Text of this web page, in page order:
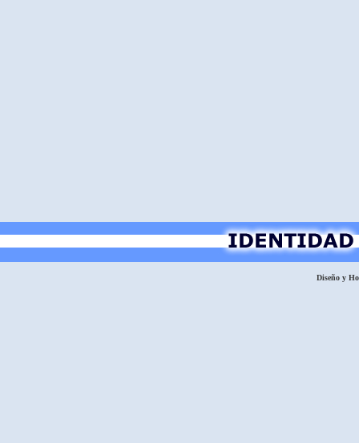
Diseño y